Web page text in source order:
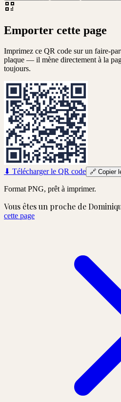
Emporter cette page
Imprimez ce QR code sur un faire-
plaque — il mène directement à la
toujours.
⬇ Télécharger le QR code 🔗 Copier
Format PNG, prêt à imprimer.
Vous êtes un proche de
cette page